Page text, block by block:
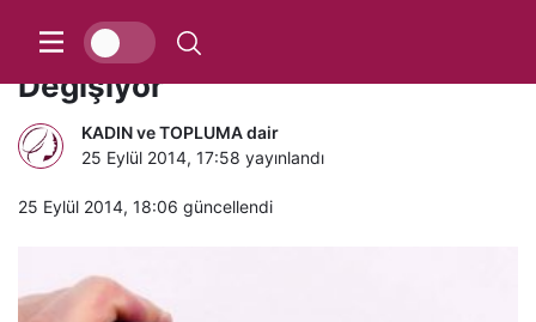
Iphone 6 Plus’lar Bükülürse!
Değişiyor
KADIN ve TOPLUMA dair
25 Eylül 2014, 17:58 yayınlandı
25 Eylül 2014, 18:06 güncellendi